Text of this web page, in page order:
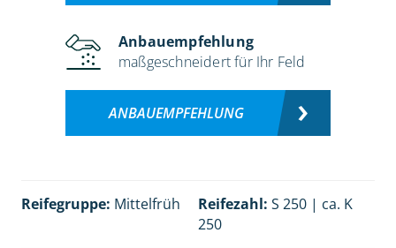
Anbauempfehlung
maßgeschneidert für Ihr Feld
ANBAUEMPFEHLUNG
Reifegruppe: Mittelfrüh Reifezahl: S 250 | ca. K
250